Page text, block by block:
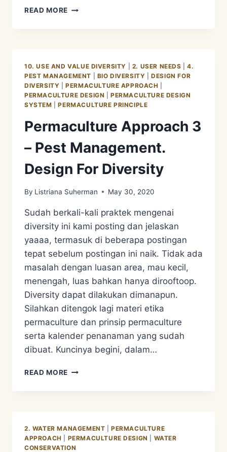
READ MORE PERMACULTURE
3
APA
BENAR
KITA
BUTUH
10. USE AND VALUE DIVERSITY 2. USER NEEDS |4.
PEST MANAGEMENT
BIO DIVERSITY |DESIGN FOR
DIVERSITY |PERMACULTURE APPROACH
PERMACULTURE DESIGN |PERMACULTURE DESIGN
SYSTEM |PERMACULTURE PRINCIPLE
Permaculture Approach 3
– Pest Management.
Design For Diversity
By Listriana Suherman May 30, 2020
Sudah berkali-kali praktek mengenai
diversity ini kami posting dan jelaskan
yaaaa, termasuk di beberapa postingan
tepat sebelum postingan ini naik. Tidak ada
masalah dengan luasan area, mau kecil,
menengah, luas bahkan hanya dirooftoop.
Diversity dapat dilakukan dimanapun.
Silahkan ditengok lagi materi etika
permaculture dan prinsip permaculture
serta kalender penanaman yang sudah
dibuat. Kuncinya begini, dalam…
READ MORE PERMACULTURE
3
MANAGEMENT.
FOR
2. WATER MANAGEMENT |PERMACULTURE
APPROACH
PERMACULTURE DESIGN
WATER
CONSERVATION